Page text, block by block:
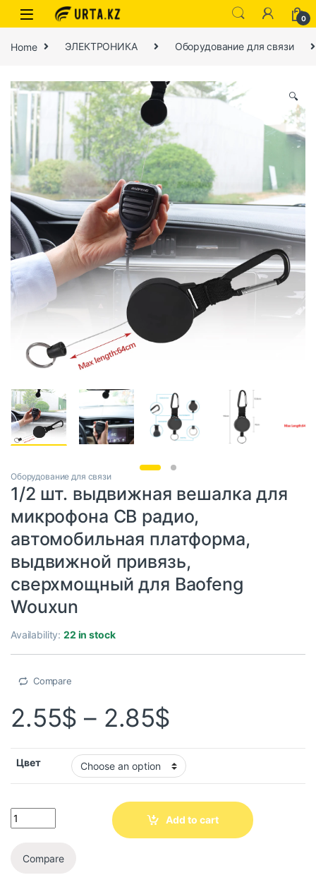
0
Home ЭЛЕКТРОНИКА Оборудование для связи
🔍
Оборудование для связи
1/2 шт. выдвижная вешалка для
микрофона CB радио,
автомобильная платформа,
выдвижной привязь,
сверхмощный для Baofeng
Wouxun
Availability:22 in stock
Compare
2.55$ – 2.85$
Цвет
Add to cart
Compare